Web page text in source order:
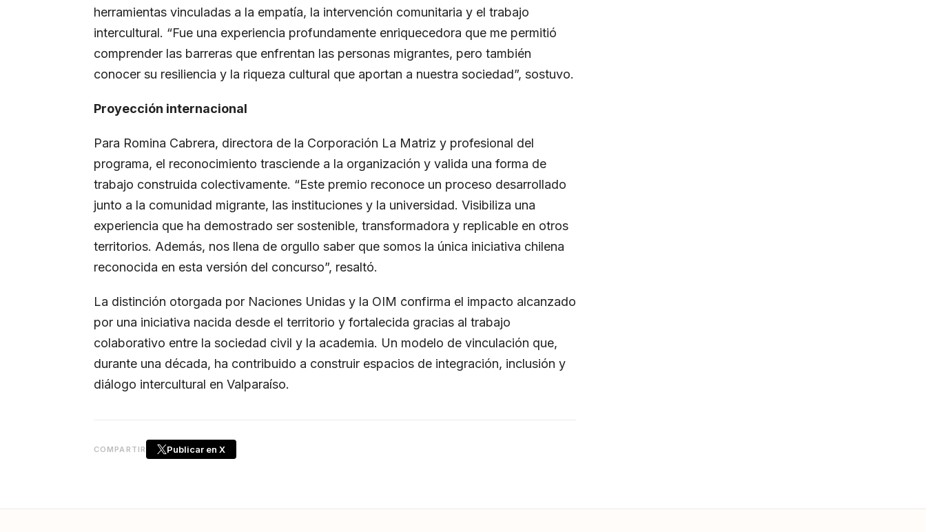
herramientas vinculadas a la empatía, la intervención comunitaria y el trabajo
intercultural. “Fue una experiencia profundamente enriquecedora que me permitió
comprender las barreras que enfrentan las personas migrantes, pero también
conocer su resiliencia y la riqueza cultural que aportan a nuestra sociedad”, sostuvo.
Proyección internacional
Para Romina Cabrera, directora de la Corporación La Matriz y profesional del
programa, el reconocimiento trasciende a la organización y valida una forma de
trabajo construida colectivamente. “Este premio reconoce un proceso desarrollado
junto a la comunidad migrante, las instituciones y la universidad. Visibiliza una
experiencia que ha demostrado ser sostenible, transformadora y replicable en otros
territorios. Además, nos llena de orgullo saber que somos la única iniciativa chilena
reconocida en esta versión del concurso”, resaltó.
La distinción otorgada por Naciones Unidas y la OIM confirma el impacto alcanzado
por una iniciativa nacida desde el territorio y fortalecida gracias al trabajo
colaborativo entre la sociedad civil y la academia. Un modelo de vinculación que,
durante una década, ha contribuido a construir espacios de integración, inclusión y
diálogo intercultural en Valparaíso.
COMPARTIR Publicar en X